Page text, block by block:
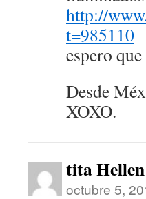
http://
t=985110
espero
Desde
XOXO.
tita Hellen
octubre 5,